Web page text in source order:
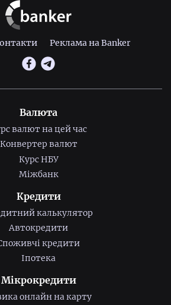
Реклама на Banker
Валюта
валют на цей час
Конвертер валют
Курс НБУ
Міжбанк
Кредити
калькулятор
Автокредити
кредити
Іпотека
Мікрокредити
онлайн на карту